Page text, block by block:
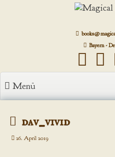
Bayern -
Menü
dav_vivid
26. April 2019